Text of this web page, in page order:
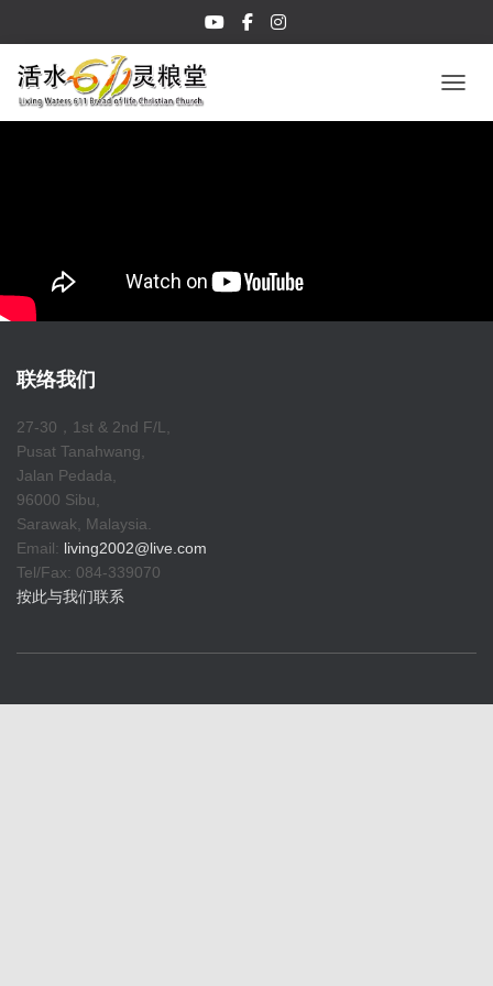
联络我们
27-30，1st & 2nd F/L,
Pusat Tanahwang,
Jalan Pedada,
96000 Sibu,
Sarawak, Malaysia.
Email: living2002@live.com
Tel/Fax: 084-339070
按此与我们联系